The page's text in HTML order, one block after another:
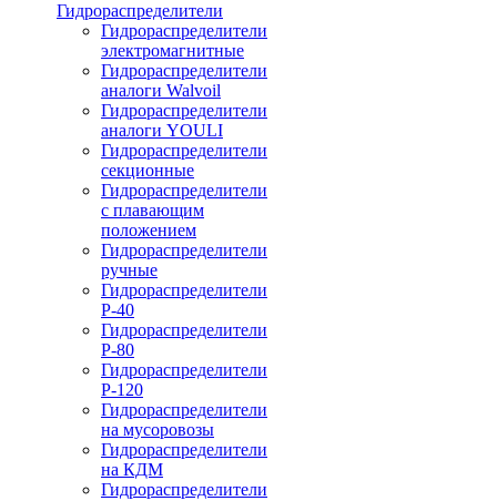
Гидрораспределители
Гидрораспределители
электромагнитные
Гидрораспределители
аналоги Walvoil
Гидрораспределители
аналоги YOULI
Гидрораспределители
секционные
Гидрораспределители
с плавающим
положением
Гидрораспределители
ручные
Гидрораспределители
Р-40
Гидрораспределители
Р-80
Гидрораспределители
Р-120
Гидрораспределители
на мусоровозы
Гидрораспределители
на КДМ
Гидрораспределители